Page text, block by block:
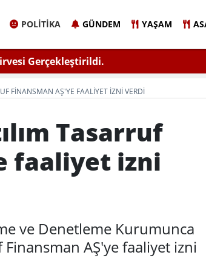
POLITIKA GÜNDEM YAŞAM
Gerçekleştirildi.
FINANSMAN AŞ'YE FAALIYET IZNI VERDI
Tasarruf
faaliyet izni
ve Denetleme Kurumunca
Finansman AŞ'ye faaliyet izni